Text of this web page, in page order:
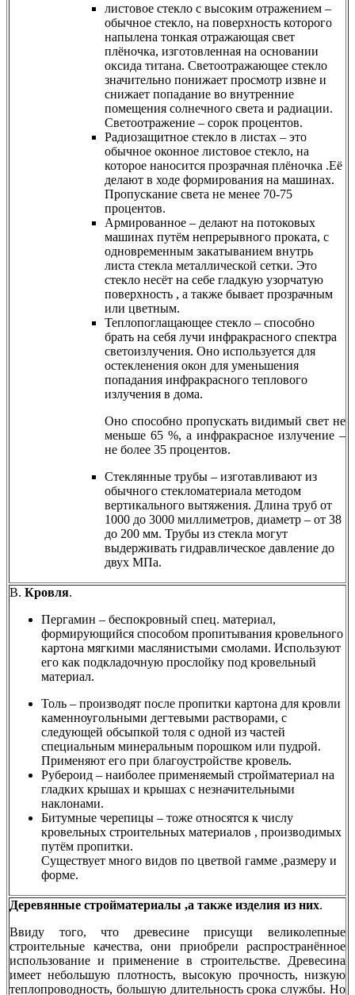
листовое стекло с высоким отражением –
обычное стекло, на поверхность которого
напылена тонкая отражающая свет
плёночка, изготовленная на основании
оксида титана. Светоотражающее стекло
значительно понижает просмотр извне и
снижает попадание во внутренние
помещения солнечного света и радиации.
Светоотражение – сорок процентов.
Радиозащитное стекло в листах – это
обычное оконное листовое стекло, на
которое наносится прозрачная плёночка .Её
делают в ходе формирования на машинах.
Пропускание света не менее 70-75
процентов.
Армированное – делают на потоковых
машинах путём непрерывного проката, с
одновременным закатыванием внутрь
листа стекла металлической сетки. Это
стекло несёт на себе гладкую узорчатую
поверхность , а также бывает прозрачным
или цветным.
Теплопоглащающее стекло – способно
брать на себя лучи инфракрасного спектра
светоизлучения. Оно используется для
остекленения окон для уменьшения
попадания инфракрасного теплового
излучения в дома.
Оно способно пропускать видимый свет не
меньше 65 %, а инфракрасное излучение –
не более 35 процентов.
Cтеклянные трубы – изготавливают из
обычного стекломатериала методом
вертикального вытяжения. Длина труб от
1000 до 3000 миллиметров, диаметр – от 38
до 200 мм. Трубы из стекла могут
выдерживать гидравлическое давление до
двух МПа.
В. Кровля.
Пергамин – беспокровный спец. материал,
формирующийся способом пропитывания кровельного
картона мягкими маслянистыми смолами. Используют
его как подкладочную прослойку под кровельный
материал.
Толь – производят после пропитки картона для кровли
каменноугольными дегтевыми растворами, с
следующей обсыпкой толя с одной из частей
специальным минеральным порошком или пудрой.
Применяют его при благоустройстве кровель.
Рубероид – наиболее применяемый стройматериал на
гладких крышах и крышах с незначительными
наклонами.
Битумные черепицы – тоже относятся к числу
кровельных строительных материалов , производимых
путём пропитки.
Существует много видов по цветвой гамме ,размеру и
форме.
Деревянные стройматериалы ,а также изделия из них.
Ввиду того, что древесине присущи великолепные
строительные качества, они приобрели распространённое
использование и применение в строительстве. Древесина
имеет небольшую плотность, высокую прочность, низкую
теплопроводность, большую длительность срока службы. Но